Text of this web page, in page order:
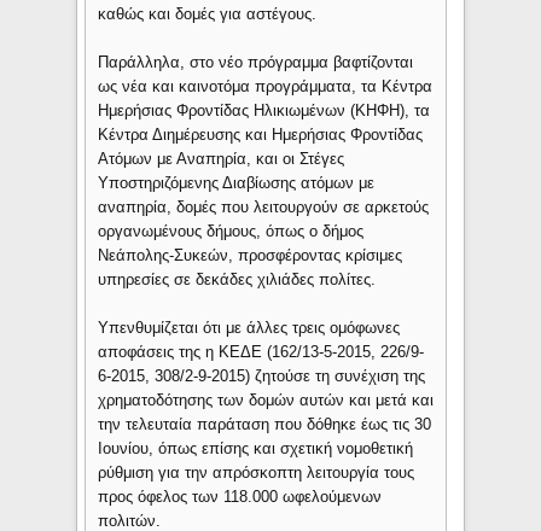
καθώς και δομές για αστέγους.
Παράλληλα, στο νέο πρόγραμμα βαφτίζονται
ως νέα και καινοτόμα προγράμματα, τα Κέντρα
Ημερήσιας Φροντίδας Ηλικιωμένων (ΚΗΦΗ), τα
Κέντρα Διημέρευσης και Ημερήσιας Φροντίδας
Ατόμων με Αναπηρία, και οι Στέγες
Υποστηριζόμενης Διαβίωσης ατόμων με
αναπηρία, δομές που λειτουργούν σε αρκετούς
οργανωμένους δήμους, όπως ο δήμος
Νεάπολης-Συκεών, προσφέροντας κρίσιμες
υπηρεσίες σε δεκάδες χιλιάδες πολίτες.
Υπενθυμίζεται ότι με άλλες τρεις ομόφωνες
αποφάσεις της η ΚΕΔΕ (162/13-5-2015, 226/9-
6-2015, 308/2-9-2015) ζητούσε τη συνέχιση της
χρηματοδότησης των δομών αυτών και μετά και
την τελευταία παράταση που δόθηκε έως τις 30
Ιουνίου, όπως επίσης και σχετική νομοθετική
ρύθμιση για την απρόσκοπτη λειτουργία τους
προς όφελος των 118.000 ωφελούμενων
πολιτών.